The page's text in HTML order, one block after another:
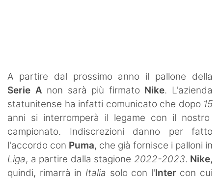
Contatti
A partire dal prossimo anno il pallone della
Serie A non sarà più firmato Nike. L'azienda
statunitense ha infatti comunicato che dopo 15
anni si interromperà il legame con il nostro
campionato. Indiscrezioni danno per fatto
l'accordo con Puma, che già fornisce i palloni in
Liga, a partire dalla stagione 2022-2023. Nike,
quindi, rimarrà in Italia solo con l'Intercon cui